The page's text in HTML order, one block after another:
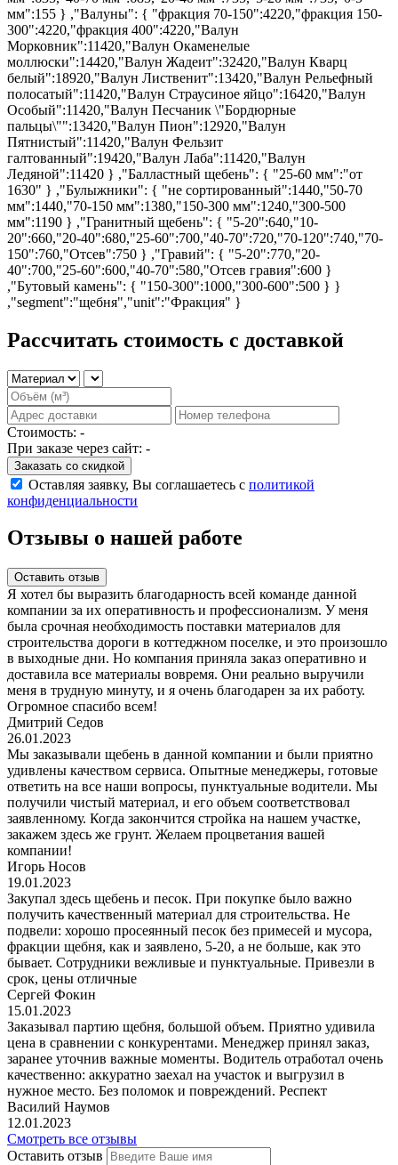
мм":155 } ,"Валуны": { "фракция 70-150":4220,"фракция 150-
300":4220,"фракция 400":4220,"Валун
Морковник":11420,"Валун Окаменелые
моллюски":14420,"Валун Жадеит":32420,"Валун Кварц
белый":18920,"Валун Лиственит":13420,"Валун Рельефный
полосатый":11420,"Валун Страусиное яйцо":16420,"Валун
Особый":11420,"Валун Песчаник \"Бордюрные
пальцы\"":13420,"Валун Пион":12920,"Валун
Пятнистый":11420,"Валун Фельзит
галтованный":19420,"Валун Лаба":11420,"Валун
Ледяной":11420 } ,"Балластный щебень": { "25-60 мм":"от
1630" } ,"Булыжники": { "не сортированный":1440,"50-70
мм":1440,"70-150 мм":1380,"150-300 мм":1240,"300-500
мм":1190 } ,"Гранитный щебень": { "5-20":640,"10-
20":660,"20-40":680,"25-60":700,"40-70":720,"70-120":740,"70-
150":760,"Отсев":750 } ,"Гравий": { "5-20":770,"20-
40":700,"25-60":600,"40-70":580,"Отсев гравия":600 }
,"Бутовый камень": { "150-300":1000,"300-600":500 } }
,"segment":"щебня","unit":"Фракция" }
Рассчитать стоимость с доставкой
Стоимость: -
При заказе через сайт: -
Заказать со скидкой
Оставляя заявку, Вы соглашаетесь с политикой
конфиденциальности
Отзывы о нашей работе
Оставить отзыв
Я хотел бы выразить благодарность всей команде данной
компании за их оперативность и профессионализм. У меня
была срочная необходимость поставки материалов для
строительства дороги в коттеджном поселке, и это произошло
в выходные дни. Но компания приняла заказ оперативно и
доставила все материалы вовремя. Они реально выручили
меня в трудную минуту, и я очень благодарен за их работу.
Огромное спасибо всем!
Дмитрий Седов
26.01.2023
Мы заказывали щебень в данной компании и были приятно
удивлены качеством сервиса. Опытные менеджеры, готовые
ответить на все наши вопросы, пунктуальные водители. Мы
получили чистый материал, и его объем соответствовал
заявленному. Когда закончится стройка на нашем участке,
закажем здесь же грунт. Желаем процветания вашей
компании!
Игорь Носов
19.01.2023
Закупал здесь щебень и песок. При покупке было важно
получить качественный материал для строительства. Не
подвели: хорошо просеянный песок без примесей и мусора,
фракции щебня, как и заявлено, 5-20, а не больше, как это
бывает. Сотрудники вежливые и пунктуальные. Привезли в
срок, цены отличные
Сергей Фокин
15.01.2023
Заказывал партию щебня, большой объем. Приятно удивила
цена в сравнении с конкурентами. Менеджер принял заказ,
заранее уточнив важные моменты. Водитель отработал очень
качественно: аккуратно заехал на участок и выгрузил в
нужное место. Без поломок и повреждений. Респект
Василий Наумов
12.01.2023
Смотреть все отзывы
Оставить отзыв